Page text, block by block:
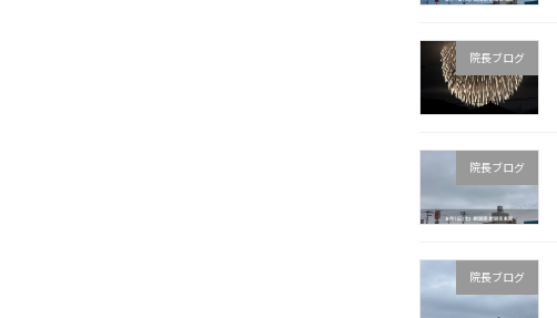
院長ブログ
院長ブログ
院長ブログ